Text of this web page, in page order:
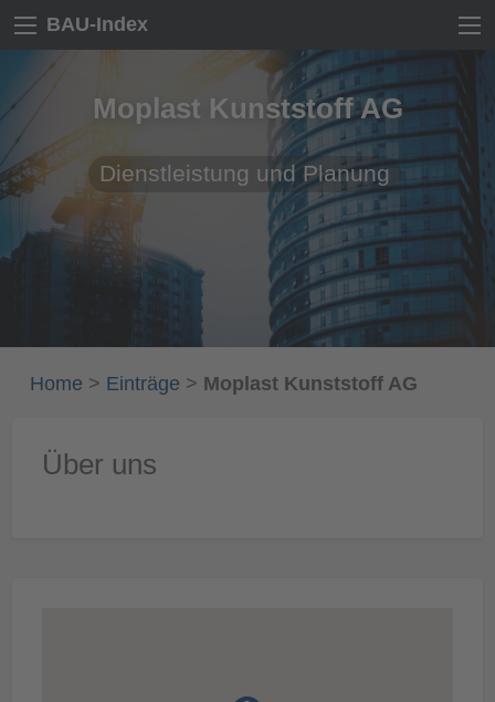
BAU-Index
Moplast Kunststoff AG
Dienstleistung und Planung
Home > Einträge > Moplast Kunststoff AG
Über uns